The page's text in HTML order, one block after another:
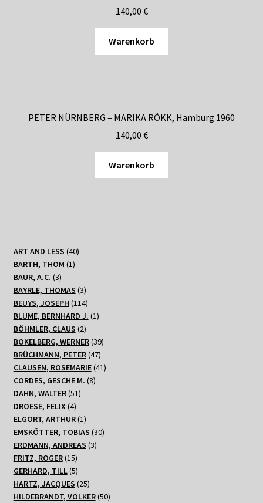
140,00 €
Warenkorb
PETER NÜRNBERG – MARIKA RÖKK, Hamburg 1960
140,00 €
Warenkorb
ART AND LESS 4040
BARTH, THOM 11
BAUR, A.C. 33
Produkte
BAYRLE, THOMAS 33
Produkte
BEUYS, JOSEPH 114114
Produkte
BLUME, BERNHARD J. 11
BÖHMLER, CLAUS 22
Produkte
BOKELBERG, WERNER 3939
BRÜCHMANN, PETER 4747
Produkte
CLAUSEN, ROSEMARIE 4141
CORDES, GESCHE M. 88
DAHN, WALTER 5151
DROESE, FELIX 44
Produkte
ELGORT, ARTHUR 11
Produkt
EMSKÖTTER, TOBIAS 3030
ERDMANN, ANDREAS 33
FRITZ, ROGER 1515
Produkte
GERHARD, TILL 55
Produkte
HARTZ, JACQUES 2525
Produkte
HILDEBRANDT, VOLKER 5050